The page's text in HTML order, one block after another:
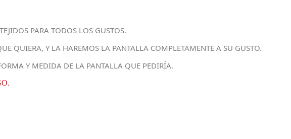
PARA TODOS LOS GUSTOS.
QUIERA, Y LA HAREMOS LA PANTALLA COMPLETAMENTE A SU GUSTO.
Y MEDIDA DE LA PANTALLA QUE PEDIRÍA.